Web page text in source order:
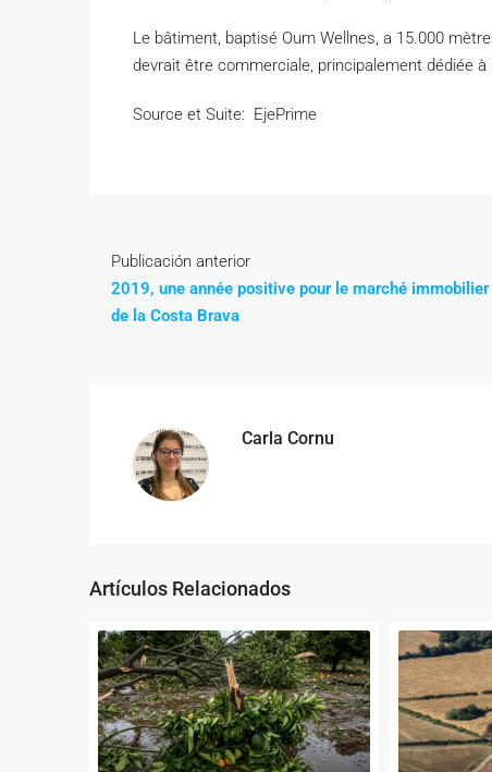
Le bâtiment, baptisé Oum Wellnes, a 15.000
devrait être commerciale, principalement dédiée
Source et Suite: EjePrime
Publicación anterior
2019, une année positive pour le marché immobilier
de la Costa Brava
Carla Cornu
Artículos Relacionados